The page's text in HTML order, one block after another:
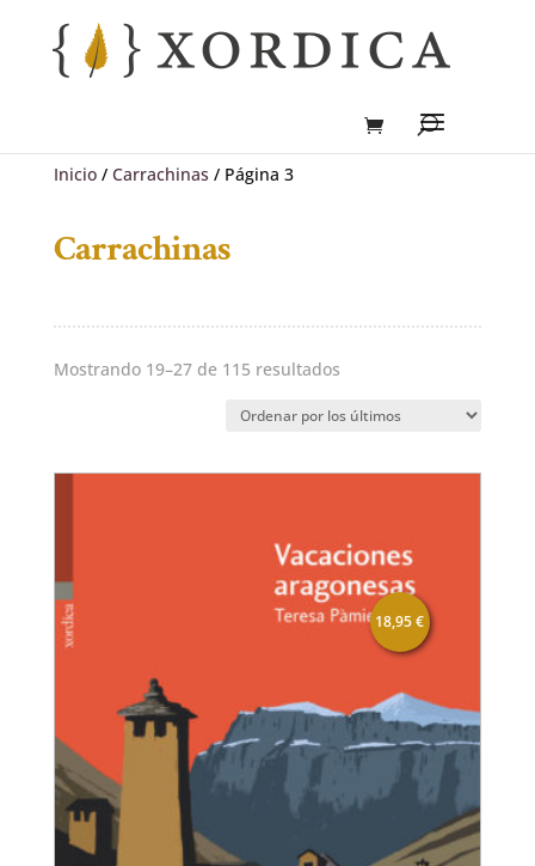
Inicio/ Carrachinas / Página 3
Carrachinas
Mostrando 19–27 de 115 resultadosOrdenado
los
18,95€